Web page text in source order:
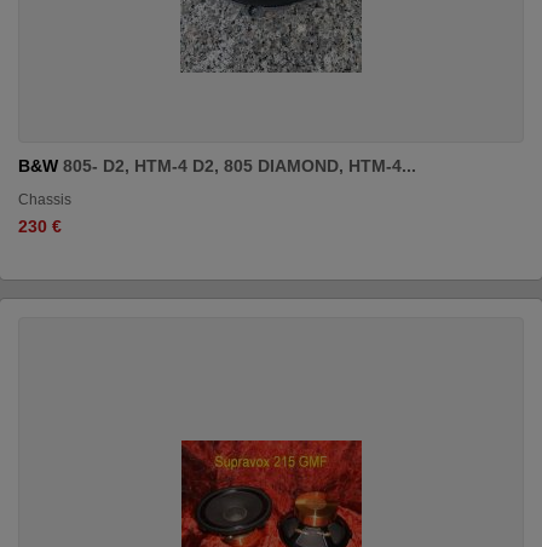
B&W 805- D2, HTM-4 D2, 805 DIAMOND, HTM-4...
Chassis
230 €